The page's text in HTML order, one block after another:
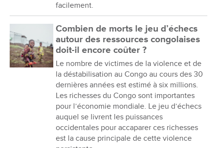
facilement.
Combien de morts le jeu d’échecs
autour des ressources congolaises
doit-il encore coûter ?
Le nombre de victimes de la violence et de
la déstabilisation au Congo au cours des 30
dernières années est estimé à six millions.
Les richesses du Congo sont importantes
pour l’économie mondiale. Le jeu d’échecs
auquel se livrent les puissances
occidentales pour accaparer ces richesses
est la cause principale de cette violence